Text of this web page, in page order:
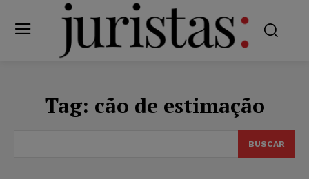
Tag: cão de estimação
BUSCAR